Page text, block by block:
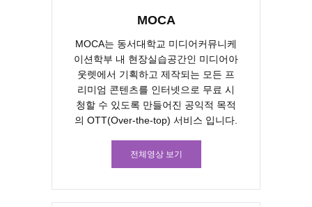
MOCA
MOCA는 동서대학교 미디어커뮤니케
이션학부 내 현장실습공간인 미디어아
웃렛에서 기획하고 제작되는 모든 프
리미엄 콘텐츠를 인터넷으로 무료 시
청할 수 있도록 만들어진 공익적 목적
의 OTT(Over-the-top) 서비스 입니다.
전체영상 보기